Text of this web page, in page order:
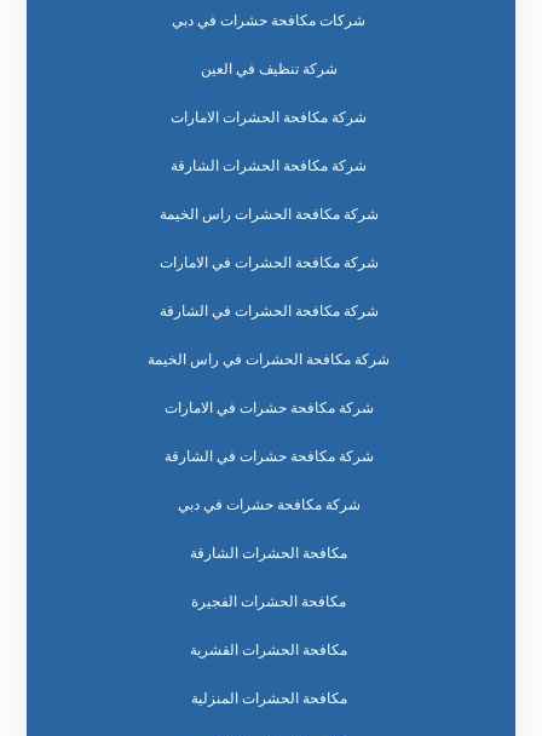
شركات مكافحة حشرات في دبي
شركة تنظيف في العين
شركة مكافحة الحشرات الامارات
شركة مكافحة الحشرات الشارقة
شركة مكافحة الحشرات راس الخيمة
شركة مكافحة الحشرات في الامارات
شركة مكافحة الحشرات في الشارقة
شركة مكافحة الحشرات في راس الخيمة
شركة مكافحة حشرات في الامارات
شركة مكافحة حشرات في الشارقة
شركة مكافحة حشرات في دبي
مكافحة الحشرات الشارقة
مكافحة الحشرات الفجيرة
مكافحة الحشرات القشرية
مكافحة الحشرات المنزلية